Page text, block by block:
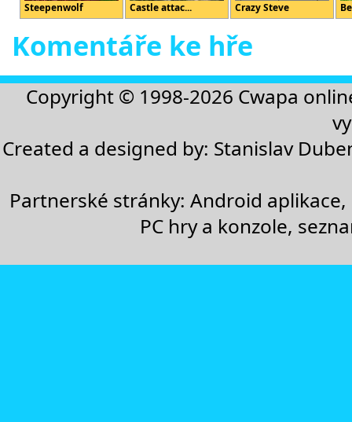
Steepenwolf Castle attac... Crazy Steve
Komentáře ke hře
Copyright © 1998-2026 Cwapa
Created a designed by: Stanislav
Partnerské stránky:Android aplikace,
PC hry a konzole,